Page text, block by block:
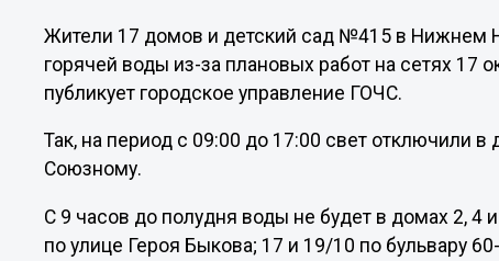
Жители 17 домов и детский сад №415 в Нижнем
горячей воды из-за плановых работ на сетях 17
публикует городское управление ГОЧС.
Так, на период с 09:00 до 17:00 свет отключили
Союзному.
С 9 часов до полудня воды не будет в домах 2, 4
по улице Героя Быкова; 17 и 19/10 по бульвару